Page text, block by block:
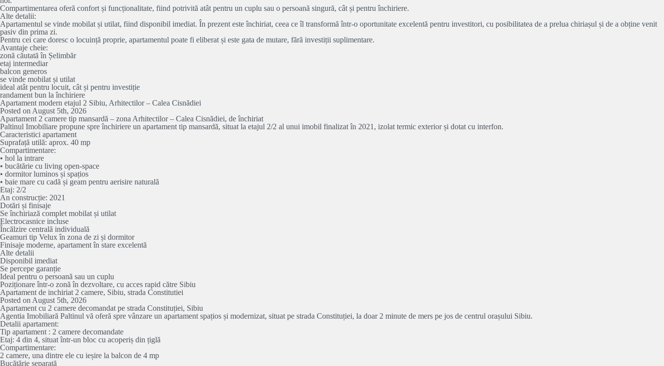
Compartimentarea oferă confort și funcționalitate, fiind potrivită atât pentru un cuplu sau o persoană singură, cât și pentru închiriere.
Alte detalii:
Apartamentul se vinde mobilat și utilat, fiind disponibil imediat. În prezent este închiriat, ceea ce îl transformă într-o oportunitate excelentă pentru investitori, cu posibilitatea de a prelua chiriașul și de a obține venit
pasiv din prima zi.
Pentru cei care doresc o locuință proprie, apartamentul poate fi eliberat și este gata de mutare, fără investiții suplimentare.
Avantaje cheie:
zonă căutată în Șelimbăr
etaj intermediar
balcon generos
se vinde mobilat și utilat
ideal atât pentru locuit, cât și pentru investiție
randament bun la închiriere
Apartament modern etajul 2 Sibiu, Arhitectilor – Calea Cisnădiei
Posted on August 5th, 2026
Apartament 2 camere tip mansardă – zona Arhitectilor – Calea Cisnădiei, de închiriat
Paltinul Imobiliare propune spre închiriere un apartament tip mansardă, situat la etajul 2/2 al unui imobil finalizat în 2021, izolat termic exterior și dotat cu interfon.
Caracteristici apartament
Suprafață utilă: aprox. 40 mp
Compartimentare:
• hol la intrare
• bucătărie cu living open-space
• dormitor luminos și spațios
• baie mare cu cadă și geam pentru aerisire naturală
Etaj: 2/2
An construcție: 2021
Dotări și finisaje
Se închiriază complet mobilat și utilat
Electrocasnice incluse
Încălzire centrală individuală
Geamuri tip Velux în zona de zi și dormitor
Finisaje moderne, apartament în stare excelentă
Alte detalii
Disponibil imediat
Se percepe garanție
Ideal pentru o persoană sau un cuplu
Poziționare într-o zonă în dezvoltare, cu acces rapid către Sibiu
Apartament de inchiriat 2 camere, Sibiu, strada Constitutiei
Posted on August 5th, 2026
Apartament cu 2 camere decomandat pe strada Constituției, Sibiu
Agentia Imobiliară Paltinul vă oferă spre vânzare un apartament spațios și modernizat, situat pe strada Constituției, la doar 2 minute de mers pe jos de centrul orașului Sibiu.
Detalii apartament:
Tip apartament : 2 camere decomandate
Etaj: 4 din 4, situat într-un bloc cu acoperiș din țiglă
Compartimentare:
2 camere, una dintre ele cu ieșire la balcon de 4 mp
Bucătărie separată